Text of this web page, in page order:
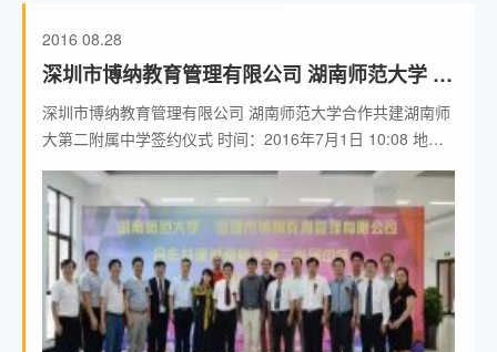
2016 08.28
深圳市博纳教育管理有限公司 湖南师范大学 合
作
深圳市博纳教育管理有限公司 湖南师范大学合作共建湖南师
大第二附属中学签约仪式 时间：2016年7月1日 10:08 地
点：湖南师大二附中阅览大厅 主持：龚 民 出席人员 长沙市
教育局、高新